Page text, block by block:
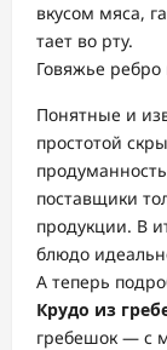
вкусом мяса,
тает во рту.
Говяжье ребро
Понятные и
простотой
поставщики
продукции. В
блюдо
А теперь
Крудо из
гребешок — с